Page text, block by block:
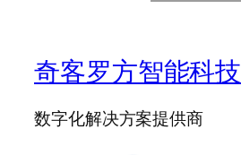
奇客罗方智能科技
数字化解决方案提供商